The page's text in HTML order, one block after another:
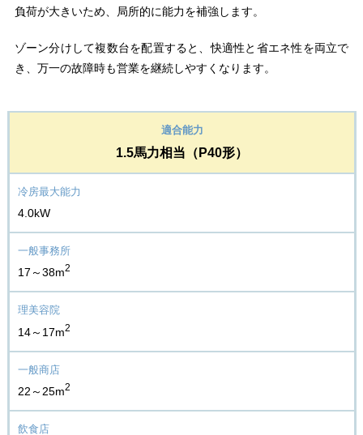
負荷が大きいため、局所的に能力を補強します。
ゾーン分けして複数台を配置すると、快適性と省エネ性を両立で
き、万一の故障時も営業を継続しやすくなります。
1.5馬力相当（P40形）
4.0kW
17～38m2
14～17m2
22～25m2